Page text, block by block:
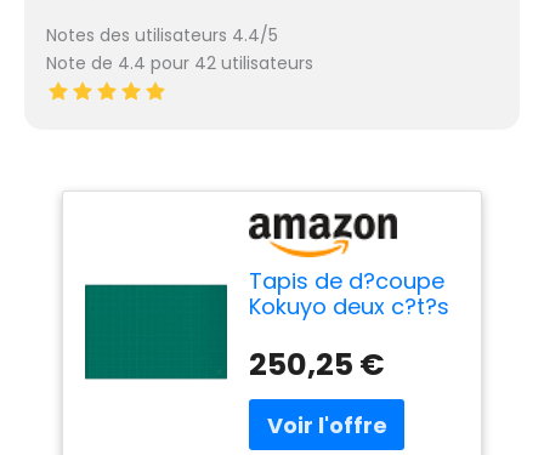
Notes des utilisateurs 4.4/5
Note de 4.4 pour 42 utilisateurs
Tapis de d?coupe
Kokuyo deux c?t?s
Midorima-44N
(japon
importation)
250,25 €